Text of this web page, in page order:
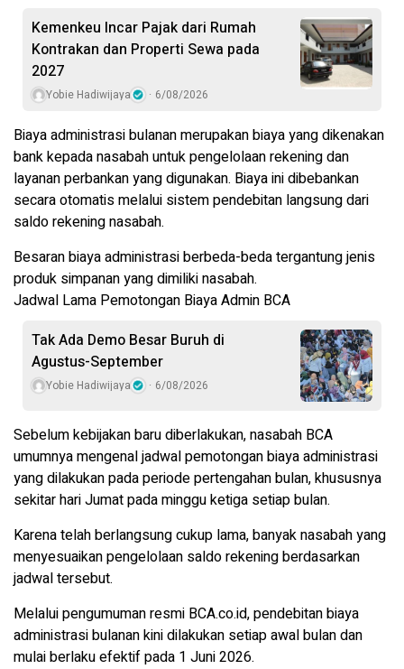
Kemenkeu Incar Pajak dari Rumah
Kontrakan dan Properti Sewa pada
2027
Yobie Hadiwijaya 6/08/2026
Biaya administrasi bulanan merupakan biaya yang dikenakan
bank kepada nasabah untuk pengelolaan rekening dan
layanan perbankan yang digunakan. Biaya ini dibebankan
secara otomatis melalui sistem pendebitan langsung dari
saldo rekening nasabah.
Besaran biaya administrasi berbeda-beda tergantung jenis
produk simpanan yang dimiliki nasabah.
Jadwal Lama Pemotongan Biaya Admin BCA
Tak Ada Demo Besar Buruh di
Agustus-September
Yobie Hadiwijaya 6/08/2026
Sebelum kebijakan baru diberlakukan, nasabah BCA
umumnya mengenal jadwal pemotongan biaya administrasi
yang dilakukan pada periode pertengahan bulan, khususnya
sekitar hari Jumat pada minggu ketiga setiap bulan.
Karena telah berlangsung cukup lama, banyak nasabah yang
menyesuaikan pengelolaan saldo rekening berdasarkan
jadwal tersebut.
Melalui pengumuman resmi BCA.co.id, pendebitan biaya
administrasi bulanan kini dilakukan setiap awal bulan dan
mulai berlaku efektif pada 1 Juni 2026.